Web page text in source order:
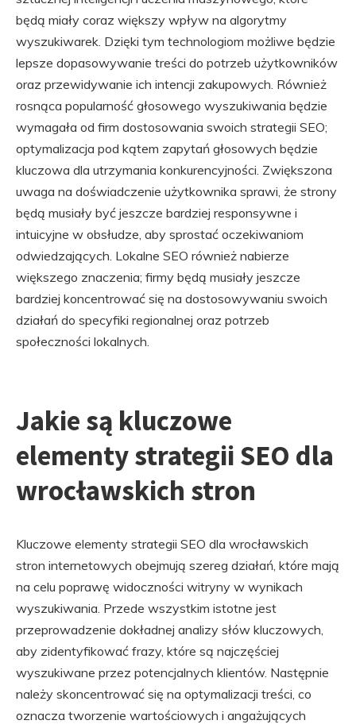
będą miały coraz większy wpływ na algorytmy
wyszukiwarek. Dzięki tym technologiom możliwe będzie
lepsze dopasowywanie treści do potrzeb użytkowników
oraz przewidywanie ich intencji zakupowych. Również
rosnąca popularność głosowego wyszukiwania będzie
wymagała od firm dostosowania swoich strategii SEO;
optymalizacja pod kątem zapytań głosowych będzie
kluczowa dla utrzymania konkurencyjności. Zwiększona
uwaga na doświadczenie użytkownika sprawi, że strony
będą musiały być jeszcze bardziej responsywne i
intuicyjne w obsłudze, aby sprostać oczekiwaniom
odwiedzających. Lokalne SEO również nabierze
większego znaczenia; firmy będą musiały jeszcze
bardziej koncentrować się na dostosowywaniu swoich
działań do specyfiki regionalnej oraz potrzeb
społeczności lokalnych.
Jakie są kluczowe
elementy strategii SEO dla
wrocławskich stron
Kluczowe elementy strategii SEO dla wrocławskich
stron internetowych obejmują szereg działań, które mają
na celu poprawę widoczności witryny w wynikach
wyszukiwania. Przede wszystkim istotne jest
przeprowadzenie dokładnej analizy słów kluczowych,
aby zidentyfikować frazy, które są najczęściej
wyszukiwane przez potencjalnych klientów. Następnie
należy skoncentrować się na optymalizacji treści, co
oznacza tworzenie wartościowych i angażujących